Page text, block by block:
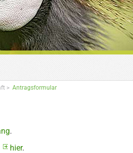
> Antragsformular
.
hier.